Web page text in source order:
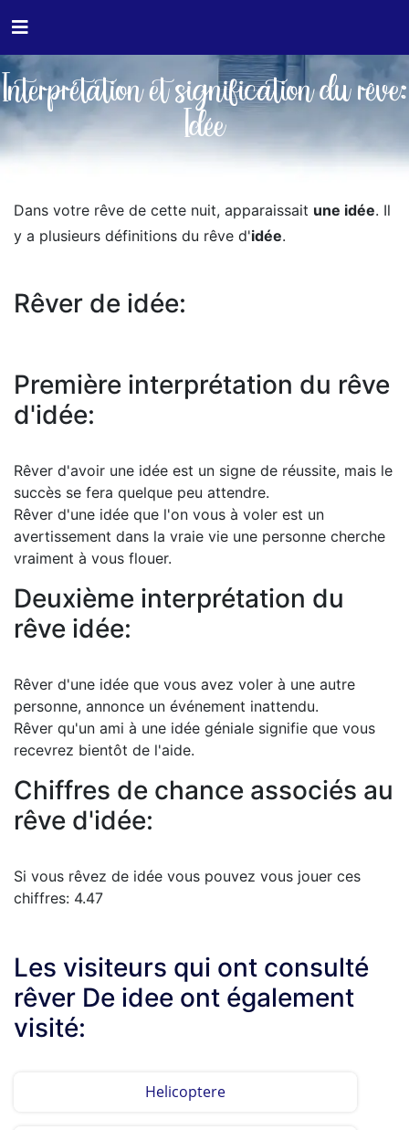
Interprétation et signification du rêve:
Idée
Dans votre rêve de cette nuit, apparaissait une idée. Il
y a plusieurs définitions du rêve d'idée.
Rêver de idée:
Première interprétation du rêve
d'idée:
Rêver d'avoir une idée est un signe de réussite, mais le
succès se fera quelque peu attendre.
Rêver d'une idée que l'on vous à voler est un
avertissement dans la vraie vie une personne cherche
vraiment à vous flouer.
Deuxième interprétation du
rêve idée:
Rêver d'une idée que vous avez voler à une autre
personne, annonce un événement inattendu.
Rêver qu'un ami à une idée géniale signifie que vous
recevrez bientôt de l'aide.
Chiffres de chance associés au
rêve d'idée:
Si vous rêvez de idée vous pouvez vous jouer ces
chiffres: 4.47
Les visiteurs qui ont consulté
rêver De idee ont également
visité:
Helicoptere